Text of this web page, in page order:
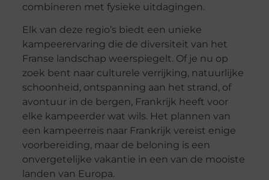
combineren met fysieke uitdagingen.
Elk van deze regio’s biedt een unieke
kampeerervaring die de diversiteit van het
Franse landschap weerspiegelt. Of je nu op
zoek bent naar culturele verrijking, natuurlijke
schoonheid, ontspanning aan het strand, of
avontuur in de bergen, Frankrijk heeft voor
elke kampeerder wat wils. Het plannen van
een kampeerreis naar Frankrijk vereist enige
voorbereiding, maar de beloning is een
onvergetelijke vakantie in een van de mooiste
landen van Europa.